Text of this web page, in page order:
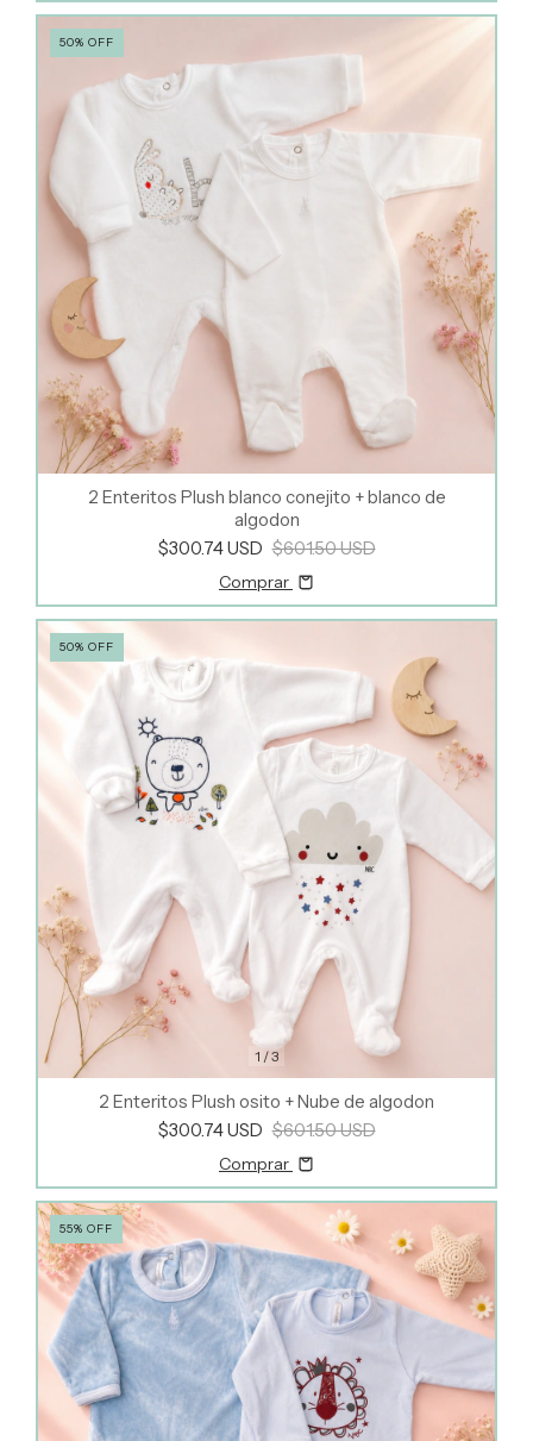
50% OFF
2 Enteritos Plush blanco conejito + blanco de
algodon
$300.74 USD $601.50 USD
Comprar
1 /3
50% OFF
2 Enteritos Plush osito + Nube de algodon
$300.74 USD $601.50 USD
Comprar
55% OFF